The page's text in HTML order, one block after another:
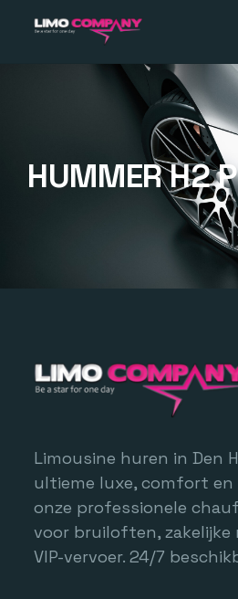
HUMMER H2
Limousine huren in Den
ultieme luxe, comfort
onze professionele
voor bruiloften, zakelijke
VIP-vervoer. 24/7